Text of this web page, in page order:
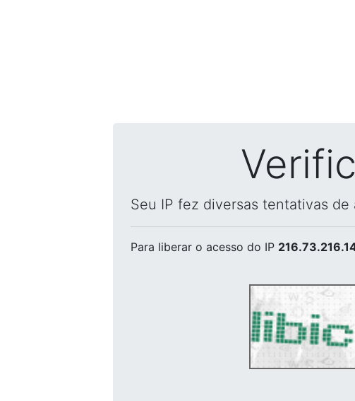
Seu IP fez diversas tentativas
Para liberar o acesso do IP